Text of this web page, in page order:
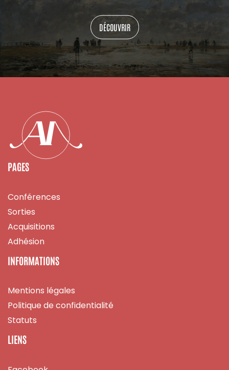
DÉCOUVRIR
PAGES
Conférences
Sorties
Acquisitions
Adhésion
INFORMATIONS
Mentions légales
Politique de confidentialité
Statuts
LIENS